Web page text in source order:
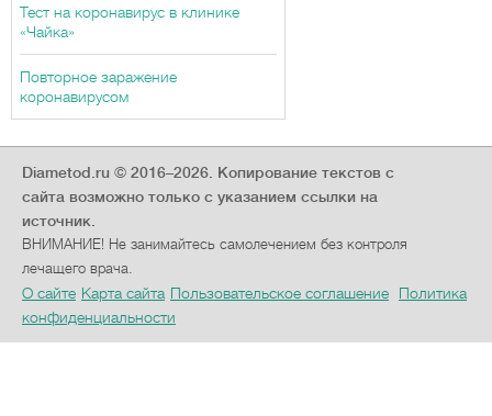
Тест на коронавирус в клинике
«Чайка»
Повторное заражение
коронавирусом
Diametod.ru © 2016–2026. Копирование текстов с
сайта возможно только с указанием ссылки на
источник.
ВНИМАНИЕ! Не занимайтесь самолечением без контроля
лечащего врача.
О сайте Карта сайта Пользовательское соглашение
Политика
конфиденциальности